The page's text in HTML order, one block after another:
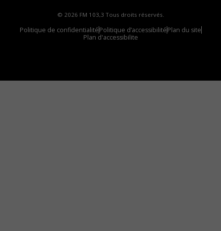
© 2026 FM 103,3 Tous droits réservés.
Politique de confidentialitéPolitique d’accessibilitéPlan du site
Plan d'accessibilite